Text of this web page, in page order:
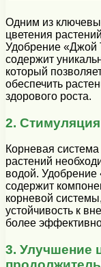
Одним из
цветения
Удобрение «Джой
содержит
который
обеспечить
здорового роста.
2.
Корневая
растений
водой.
содержит
корневой
устойчивость к
более
3. Улучшение